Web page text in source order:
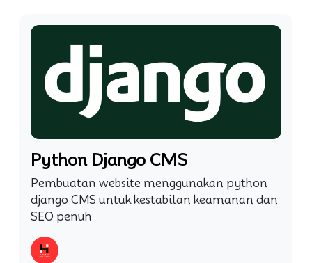
Python Django CMS
Pembuatan website menggunakan python
django CMS untuk kestabilan keamanan dan
SEO penuh